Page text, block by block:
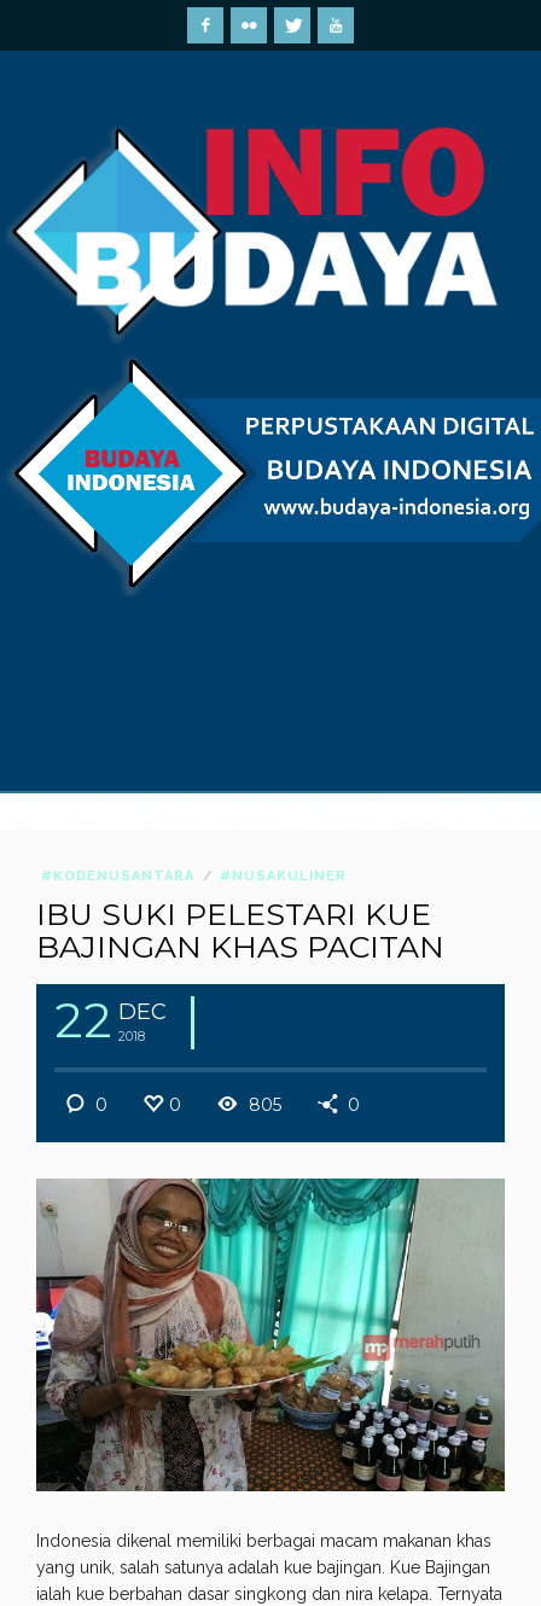
#KODENUSANTARA #NUSAKULINER
IBU SUKI PELESTARI KUE
BAJINGAN KHAS PACITAN
22 DEC
2018
0 0 805 0
Indonesia dikenal memiliki berbagai macam makanan khas
yang unik, salah satunya adalah kue bajingan. Kue Bajingan
ialah kue berbahan dasar singkong dan nira kelapa. Ternyata